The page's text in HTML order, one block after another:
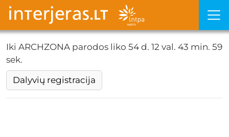
Iki ARCHZONA parodos liko 54 d. 12 val. 43 min. 59
sek.
Dalyvių registracija